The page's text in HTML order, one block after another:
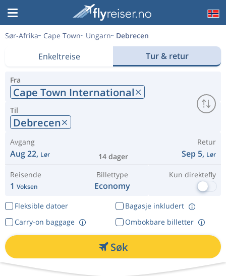
Sør-Afrika Cape Town Ungarn Debrecen
Enkeltreise Tur & retur
Fra
Cape Town International
Til
Debrecen
Avgang
Aug 22, Lør 14 dager
Retur
Sep 5, Lør
Reisende
1 Voksen
Billettype
Economy
Kun direktefly
Fleksible datoer
Bagasje inkludert
Ombokbare billetter
Carry-on baggage
Søk